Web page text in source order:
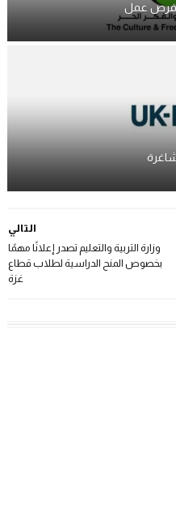
فرص عمل
التالي
وزارة التربية والتعليم تصدر إعلانًا مهمًا
بخصوص المنح الدراسية لطلاب قطاع
غزة